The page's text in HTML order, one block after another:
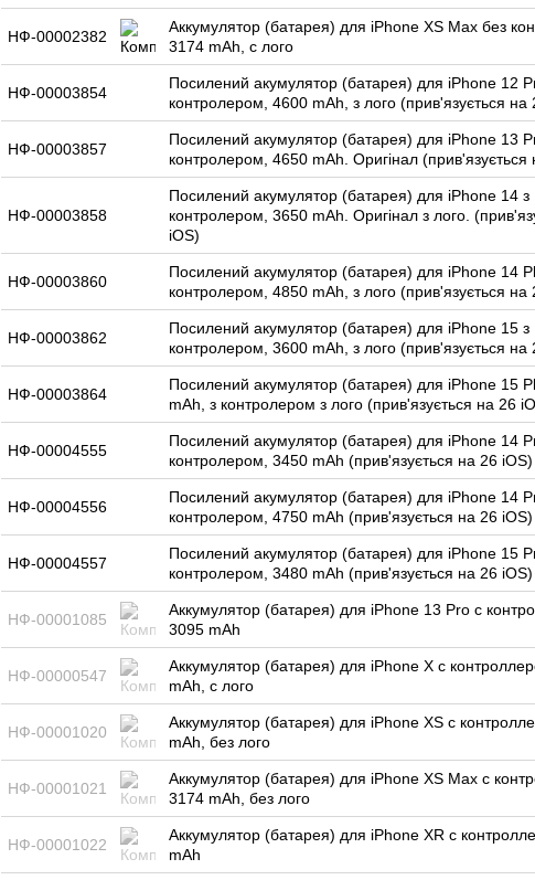
НФ-00002382
Аккумулятор (батарея) для iPhone XS Max без
3174 mAh, с лого
НФ-00003854
Посилений акумулятор (батарея) для iPhone 12
контролером, 4600 mAh, з лого (прив'язується на
НФ-00003857
Посилений акумулятор (батарея) для iPhone 13
контролером, 4650 mAh. Оригінал (прив'язується
НФ-00003858
Посилений акумулятор (батарея) для iPhone 14 з
контролером, 3650 mAh. Оригінал з лого.
iOS)
НФ-00003860
Посилений акумулятор (батарея) для iPhone 14
контролером, 4850 mAh, з лого (прив'язується на
НФ-00003862
Посилений акумулятор (батарея) для iPhone 15 з
контролером, 3600 mAh, з лого (прив'язується на
НФ-00003864
Посилений акумулятор (батарея) для iPhone 15
mAh, з контролером з лого (прив'язується на 26
НФ-00004555
Посилений акумулятор (батарея) для iPhone 14
контролером, 3450 mAh (прив'язується на 26 iOS)
НФ-00004556
Посилений акумулятор (батарея) для iPhone 14
контролером, 4750 mAh (прив'язується на 26 iOS)
НФ-00004557
Посилений акумулятор (батарея) для iPhone 15
контролером, 3480 mAh (прив'язується на 26 iOS)
НФ-00001085
Аккумулятор (батарея) для iPhone 13 Pro с
3095 mAh
НФ-00000547
Аккумулятор (батарея) для iPhone X с
mAh, с лого
НФ-00001020
Аккумулятор (батарея) для iPhone XS с
mAh, без лого
НФ-00001021
Аккумулятор (батарея) для iPhone XS Max с
3174 mAh, без лого
НФ-00001022
Аккумулятор (батарея) для iPhone XR с
mAh